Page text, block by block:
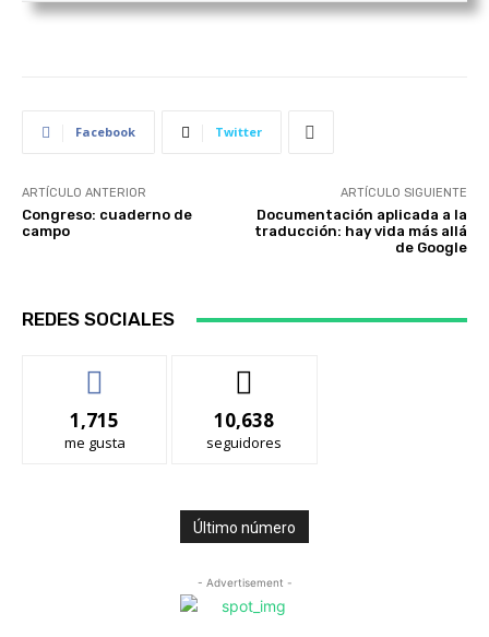
Facebook Twitter
ARTÍCULO ANTERIOR
Congreso: cuaderno de
campo
ARTÍCULO SIGUIENTE
Documentación aplicada a la
traducción: hay vida más allá
de Google
REDES SOCIALES
1,715
me gusta
10,638
seguidores
Último número
- Advertisement -